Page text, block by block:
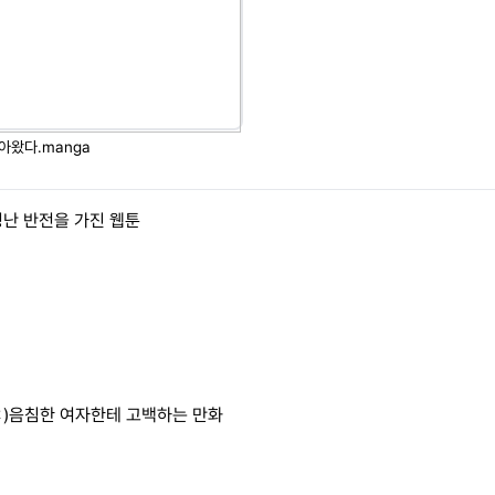
왔다.manga
반전을 가진 웹툰
음침한 여자한테 고백하는 만화